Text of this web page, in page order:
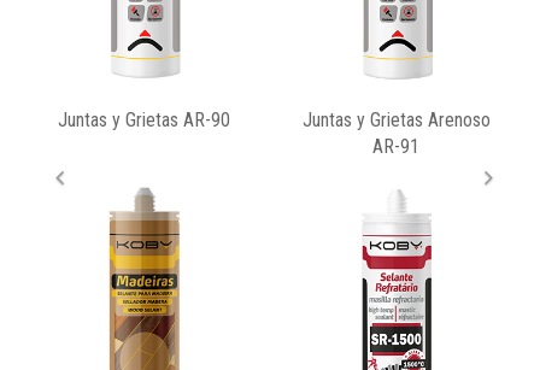
y Grietas AR-90
Juntas y Grietas Arenoso